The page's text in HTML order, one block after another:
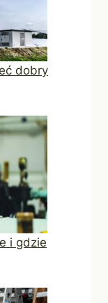
dobry
i gdzie